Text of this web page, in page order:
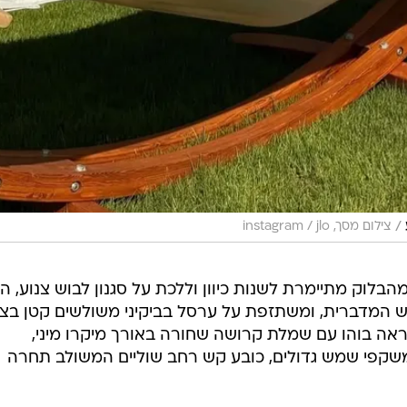
/ צילום מסך, instagram / jlo
מתיימרת לשנות כיוון וללכת על סגנון לבוש צנוע,
המדברית, ומשתזפת על ערסל בביקיני משולשים קטן
בוהו עם שמלת קרושה שחורה באורך מיקרו מיני,
שמש גדולים, כובע קש רחב שוליים המשולב תחרה